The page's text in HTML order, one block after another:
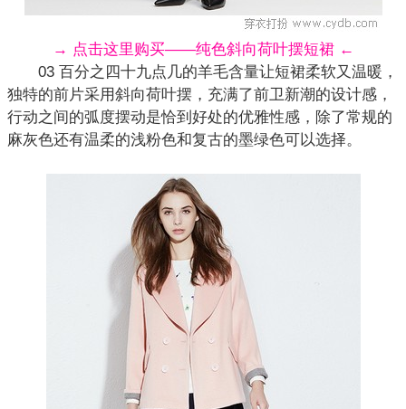
→ 点击这里购买——纯色斜向荷叶摆短裙 ←
03 百分之四十九点几的羊毛含量让短裙柔软又温暖，
独特的前片采用斜向荷叶摆，充满了前卫新潮的设计感，
行动之间的弧度摆动是恰到好处的优雅性感，除了常规的
麻灰色还有温柔的浅粉色和复古的墨绿色可以选择。